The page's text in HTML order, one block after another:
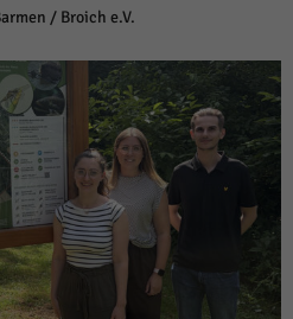
/ Broich e.V.
anonym. Diese Informationen helfen
anzeigen
oder Publishern verwendet,
Sie tun dies, indem sie Besucher
anzeigen